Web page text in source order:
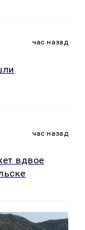
час назад
час назад
вдвое